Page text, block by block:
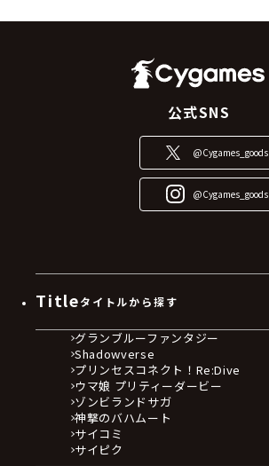
公式SNS
@Cygames_goods
@Cygames_goods
Titleタイトルから探す
グランブルーファンタジー
Shadowverse
プリンセスコネクト！Re:Dive
ウマ娘 プリティーダービー
ゾンビランドサガ
神撃のバハムート
サイコミ
サイピク